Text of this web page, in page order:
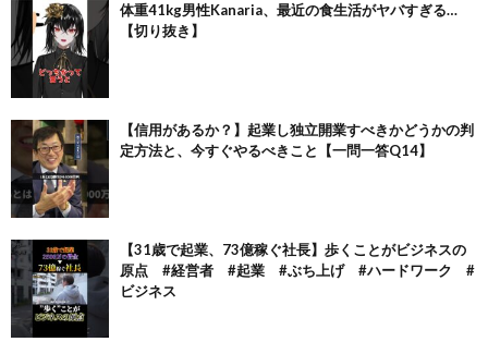
体重41kg男性Kanaria、最近の食生活がヤバすぎる…
【切り抜き】
【信用があるか？】起業し独立開業すべきかどうかの判
定方法と、今すぐやるべきこと【一問一答Q14】
【31歳で起業、73億稼ぐ社長】歩くことがビジネスの
原点 #経営者 #起業 #ぶち上げ #ハードワーク #
ビジネス